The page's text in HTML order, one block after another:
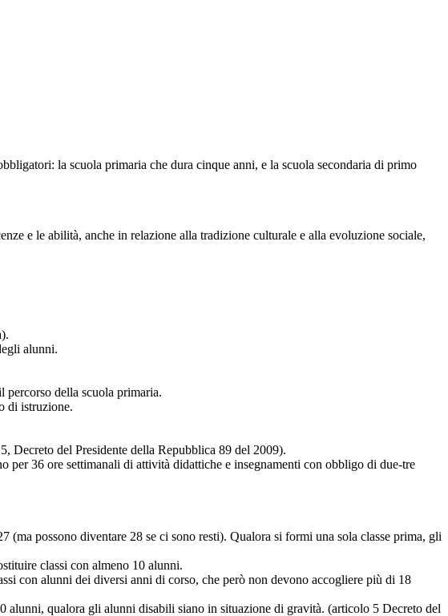
la scuola primaria che dura cinque anni, e la scuola secondaria di primo
e le abilità, anche in relazione alla tradizione culturale e alla evoluzione sociale,
alunni.
percorso della scuola primaria.
di istruzione.
Decreto del Presidente della Repubblica 89 del 2009).
per 36 ore settimanali di attività didattiche e insegnamenti con obbligo di due-tre
possono diventare 28 se ci sono resti). Qualora si formi una sola classe prima, gli
classi con almeno 10 alunni.
con alunni dei diversi anni di corso, che però non devono accogliere più di 18
qualora gli alunni disabili siano in situazione di gravità. (articolo 5 Decreto del